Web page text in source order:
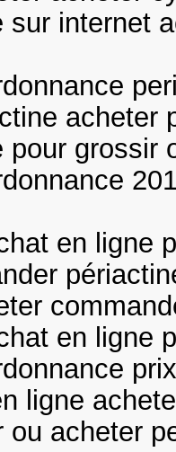
sur internet
acheter
pour grossir
en ligne
en ligne
ligne
ou acheter